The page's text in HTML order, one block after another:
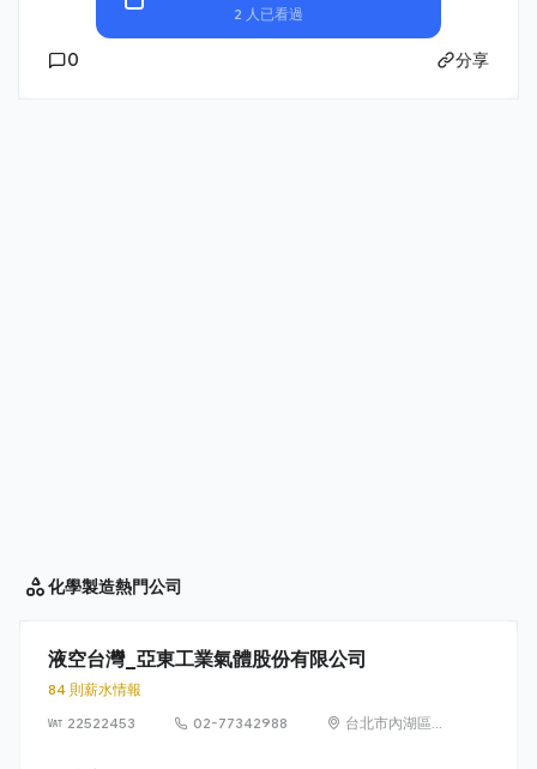
2 人已看過
0 分享
化學製造熱門公司
液空台灣_亞東工業氣體股份有限公司
84 則薪水情報
22522453
02-77342988
台北市內湖區瑞